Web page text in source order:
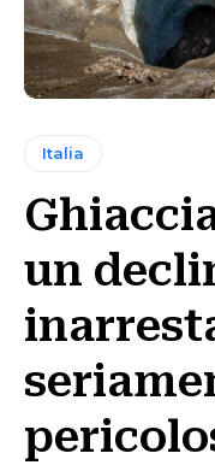
Italia
un